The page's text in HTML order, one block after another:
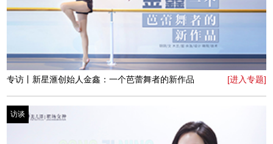
专访丨统一企业中原礼品营销部市场传媒总监王琳：人生